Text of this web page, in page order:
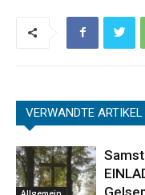
VERWANDTE ARTIKEL